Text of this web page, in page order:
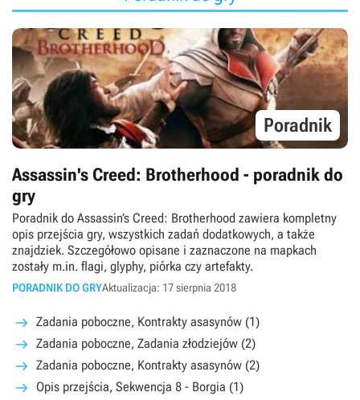
Poradnik
Assassin's Creed: Brotherhood - poradnik do
gry
Poradnik do Assassin’s Creed: Brotherhood zawiera kompletny
opis przejścia gry, wszystkich zadań dodatkowych, a także
znajdziek. Szczegółowo opisane i zaznaczone na mapkach
zostały m.in. flagi, glyphy, piórka czy artefakty.
PORADNIK DO GRYAktualizacja: 17 sierpnia 2018
Zadania poboczne, Kontrakty asasynów (1)
Zadania poboczne, Zadania złodziejów (2)
Zadania poboczne, Kontrakty asasynów (2)
Opis przejścia, Sekwencja 8 - Borgia (1)